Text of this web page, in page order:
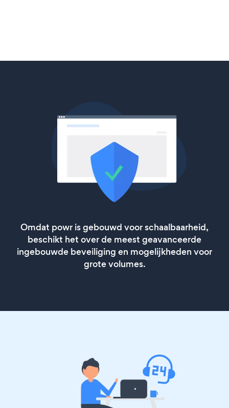
Omdat powr is gebouwd voor schaalbaarheid,
beschikt het over de meest geavanceerde
ingebouwde beveiliging en mogelijkheden voor
grote volumes.